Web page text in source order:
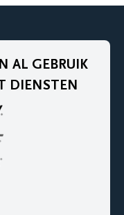
AL GEBRUIK
DIENSTEN